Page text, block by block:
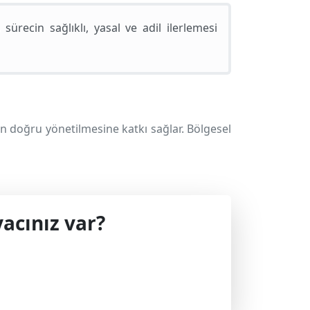
sağlıklı, yasal ve adil ilerlemesi
yönetilmesine katkı sağlar. Bölgesel
var?